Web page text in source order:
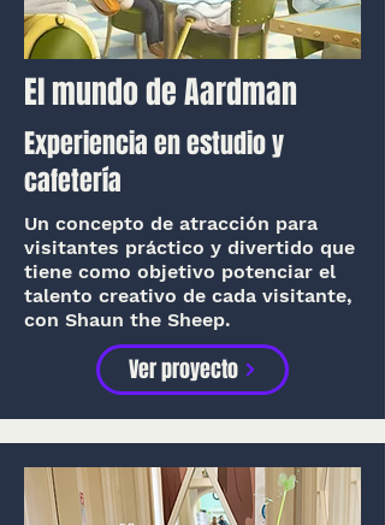
El mundo de Aardman
Experiencia en estudio y
cafetería
Un concepto de atracción para
visitantes práctico y divertido que
tiene como objetivo potenciar el
talento creativo de cada visitante,
con Shaun the Sheep.
Ver proyecto